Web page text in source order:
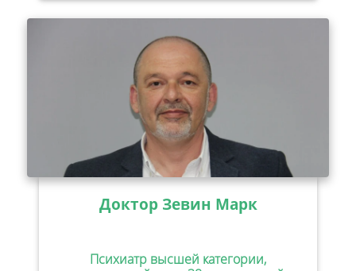
Доктор Зевин Марк
Психиатр высшей категории,